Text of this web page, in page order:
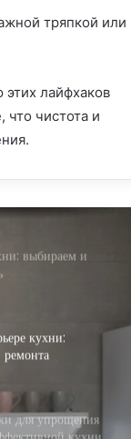
тряпкой или
лайфхаков
чистота и
шедевров
порядка на
с удовольствием
выбираем и
кухни:
ремонта
для упрощения
кухни